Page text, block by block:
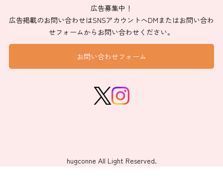
広告募集中！
広告掲載のお問い合わせはSNSアカウントへDMまたはお問い合わ
せフォームからお問い合わせください。
お問い合わせフォーム
hugconne All Light Reserved.